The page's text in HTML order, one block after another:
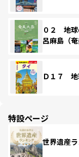
０２ 地
呂麻島（
Ｄ１７
特設ページ
世界遺産